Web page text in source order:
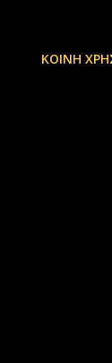
ΚΟΙΝΉ